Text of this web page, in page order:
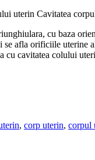
uterin Cavitatea
cu baza
se afla orificiile uterine
cu cavitatea colului
, corp uterin, corpul